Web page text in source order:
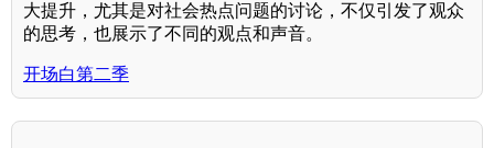
大提升，尤其是对社会热点问题的讨论，不仅引发了观众
的思考，也展示了不同的观点和声音。
开场白第二季